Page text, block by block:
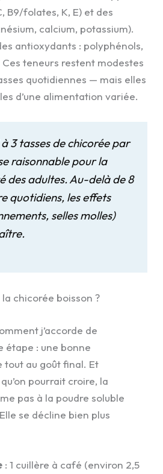
B9/folates, K, E) et des
calcium, potassium).
antioxydants : polyphénols,
teneurs restent modestes
quotidiennes — mais elles
d’une alimentation variée.
3 tasses de chicorée par
raisonnable pour la
des adultes. Au-delà de 8
quotidiens, les effets
selles molles)
chicorée boisson ?
j’accorde de
étape : une bonne
au goût final. Et
pourrait croire, la
pas à la poudre soluble
se décline bien plus
: 1 cuillère à café (environ 2,5